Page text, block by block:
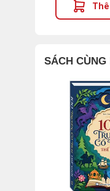
SÁCH CÙNG